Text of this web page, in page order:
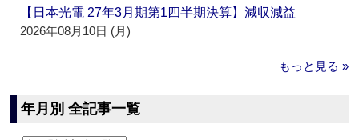
【日本光電 27年3月期第1四半期決算】減収減益
2026年08月10日 (月)
もっと見る »
年月別 全記事一覧